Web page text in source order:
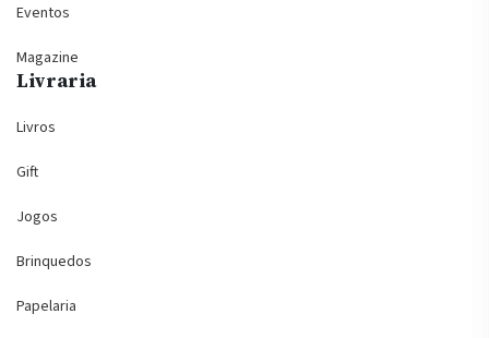
Eventos
Magazine
Livraria
Livros
Gift
Jogos
Brinquedos
Papelaria